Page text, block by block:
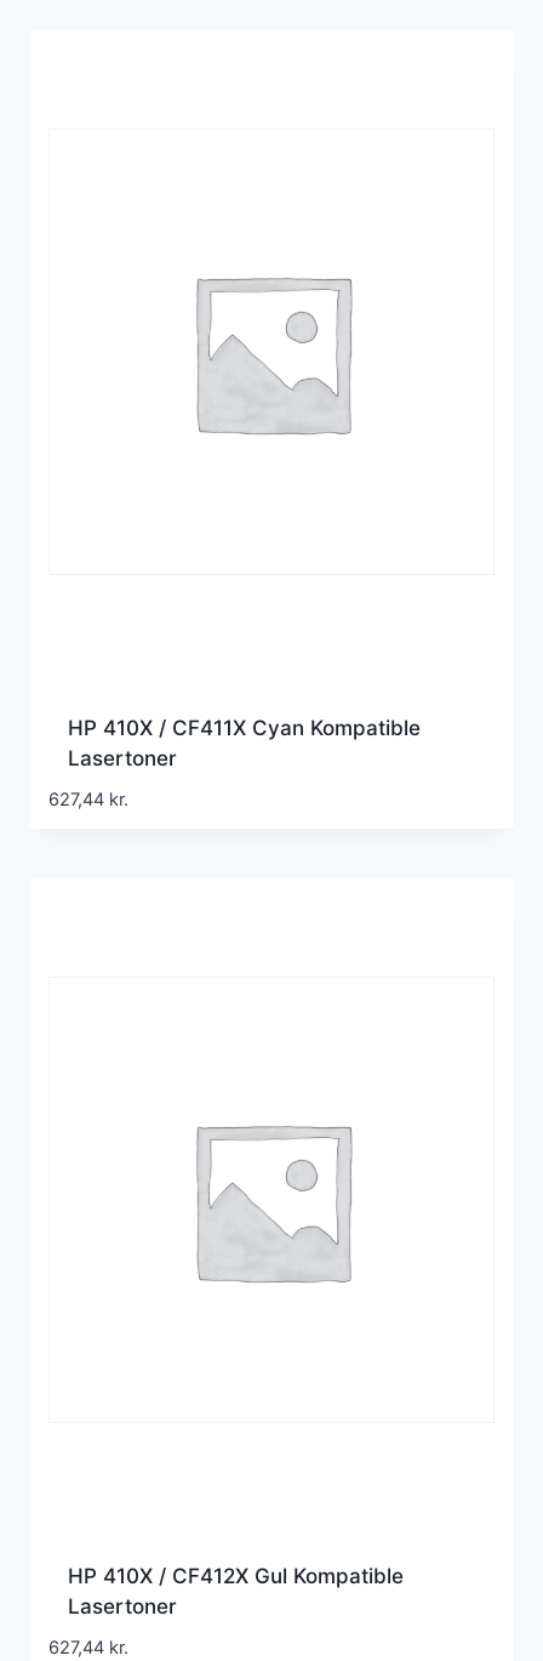
HP 410X / CF411X Cyan Kompatible
Lasertoner
627,44 kr.
HP 410X / CF412X Gul Kompatible
Lasertoner
627,44 kr.